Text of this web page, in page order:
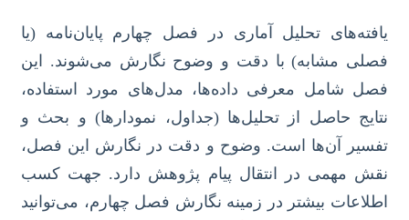
یافته‌های تحلیل آماری در فصل چهارم پایان‌نامه (یا
فصلی مشابه) با دقت و وضوح نگارش می‌شوند. این
فصل شامل معرفی داده‌ها، مدل‌های مورد استفاده،
نتایج حاصل از تحلیل‌ها (جداول، نمودارها) و بحث و
تفسیر آن‌ها است. وضوح و دقت در نگارش این فصل،
نقش مهمی در انتقال پیام پژوهش دارد. جهت کسب
اطلاعات بیشتر در زمینه نگارش فصل چهارم، می‌توانید